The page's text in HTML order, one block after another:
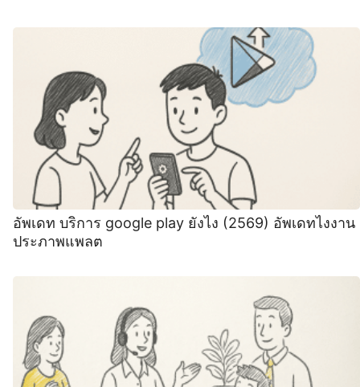
อัพเดท บริการ google play ยังไง (2569) อัพเดทไงงาน
ประภาพแพลต